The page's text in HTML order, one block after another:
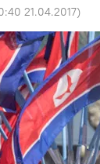
21.04.2017)